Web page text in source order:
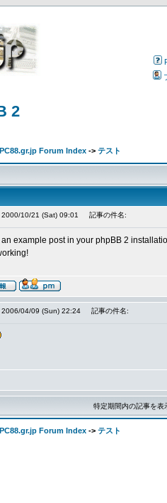
2
PC88.gr.jp Forum Index -> テスト
2000/10/21 (Sat) 09:01 記事の件名:
example post in your phpBB 2
2006/04/09 (Sun) 22:24 記事の件名:
特定期間内の記事を
PC88.gr.jp Forum Index -> テスト